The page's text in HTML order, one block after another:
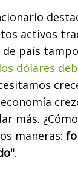
activos
de país
dólares
más.
maneras:
.